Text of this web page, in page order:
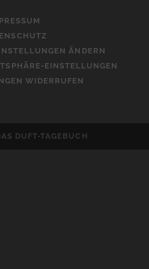
ÄNDERN
EINSTELLUNGEN
WIDERRUFEN
DUFT-TAGEBUCH